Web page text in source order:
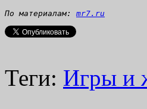
По материалам: mr7.ru
Теги: Игры и